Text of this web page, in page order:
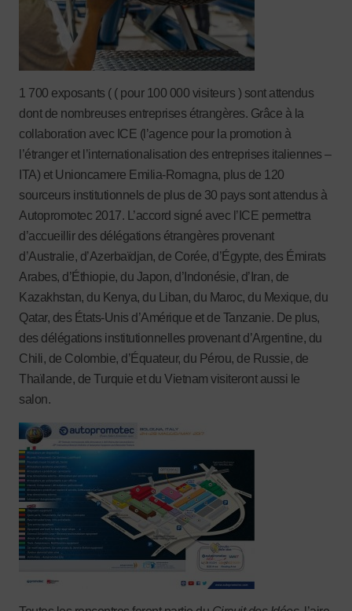
1 700 exposants ( ( pour 100 000 visiteurs ) sont attendus
dont de nombreuses entreprises étrangères. Grâce à la
collaboration avec ICE (l’agence pour la promotion à
l’étranger et l’internationalisation des entreprises italiennes –
ITA) et Unioncamere Emilia-Romagna, plus de 120
sourceurs institutionnels de plus de 30 pays sont attendus à
Autopromotec 2017. L’accord signé avec l’ICE permettra
d’accueillir des délégations étrangères provenant
d’Australie, d’Azerbaïdjan, de Corée, d’Égypte, des Émirats
Arabes, d’Éthiopie, du Japon, d’Indonésie, d’Iran, de
Kazakhstan, du Kenya, du Liban, du Maroc, du Mexique, du
Qatar, des États-Unis d’Amérique et de Tanzanie. De plus,
des délégations institutionnelles provenant d’Argentine, du
Chili, de Colombie, d’Équateur, du Pérou, de Russie, de
Thaïlande, de Turquie et du Vietnam visiteront aussi le
salon.